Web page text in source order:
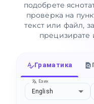
подобрете
проверка на
текст или файл,
прецизирате
Граматика
Език
English